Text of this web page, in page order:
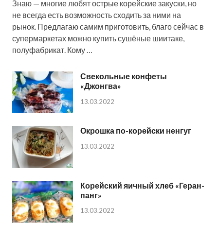
Знаю — многие любят острые корейские закуски, но
не всегда есть возможность сходить за ними на
рынок. Предлагаю самим приготовить, благо сейчас в
супермаркетах можно купить сушёные шиитаке,
полуфабрикат. Кому …
Свекольные конфеты
«Джонгва»
13.03.2022
Окрошка по-корейски ненгуг
13.03.2022
Корейский яичный хлеб «Геран-
панг»
13.03.2022